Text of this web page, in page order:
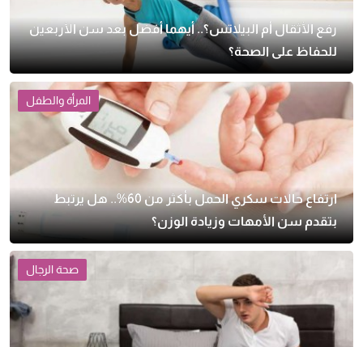
رفع الأثقال أم البيلاتس؟.. أيهما أفضل بعد سن الأربعين
للحفاظ على الصحة؟
المرأة والطفل
ارتفاع حالات سكري الحمل بأكثر من 60%.. هل يرتبط
بتقدم سن الأمهات وزيادة الوزن؟
صحة الرجال